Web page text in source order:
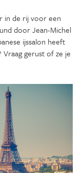
in de rij voor een
door Jean-Michel
ijssalon heeft
Vraag gerust of ze je